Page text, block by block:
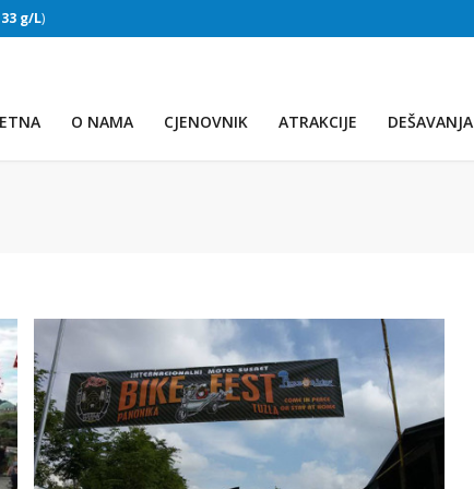
33 g/L)
O NAMA CJENOVNIK ATRAKCIJE DEŠAVANJA
PRVO JEZERO